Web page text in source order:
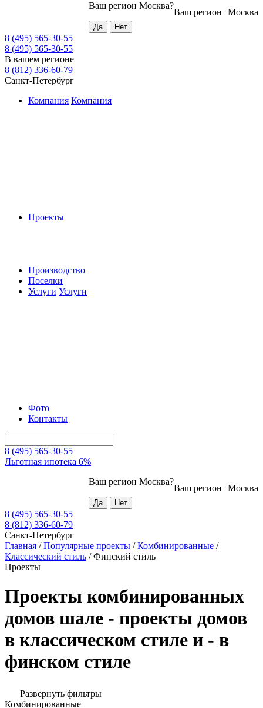
Москва
Ваш регион
Ваш регион Москва?
8 (495) 565-30-55
8 (495) 565-30-55
В вашем регионе
8 (812) 336-60-79
Санкт-Петербург
Компания Компания
Проекты
Производство
Поселки
Услуги Услуги
Фото
Контакты
8 (495) 565-30-55
Льготная ипотека 6%
Москва
Ваш регион
Ваш регион Москва?
8 (495) 565-30-55
8 (812) 336-60-79
Санкт-Петербург
Главная /Популярные проекты /Комбинированные /
Классический стиль /Финский стиль
Проекты
Проекты комбинированных
домов шале - проекты домов
в классическом стиле и - в
финском стиле
Развернуть фильтры
Комбинированные